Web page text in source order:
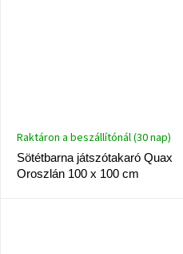
Sötétbarna játszótakaró Quax
Oroszlán 100 x 100 cm
Raktáron a beszállítónál (30 nap)